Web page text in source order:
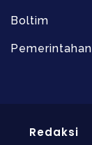
Boltim
Pemerintahan
Redaksi